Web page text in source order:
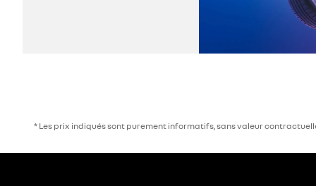
* Les prix indiqués sont purement informatifs, sans valeur